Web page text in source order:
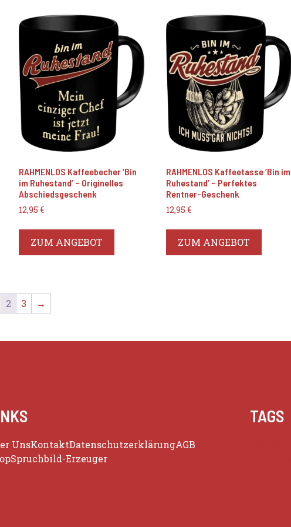
RAHMENLOS Kaffeebecher ‘Bin
im Ruhestand’ – Originelles
Abschiedsgeschenk
12,95€
ZUM ANGEBOT
RAHMENLOS Kaffeetasse ‘Bin im
Ruhestand’ – Perfektes
Rentner-Geschenk
12,95€
ZUM ANGEBOT
2 3 →
UnsKontaktDatenschutzerklärungAGB
Spruchbild-Erzeuger
TAGS